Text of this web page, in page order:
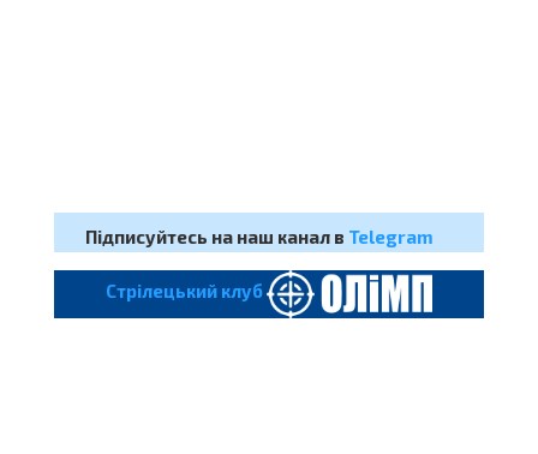
Підписуйтесь на наш канал в Telegram
Cтрілецький клуб